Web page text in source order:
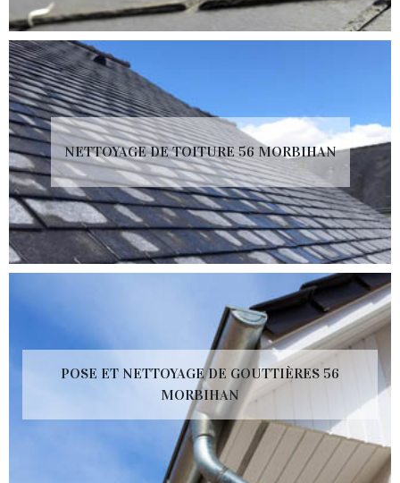
NETTOYAGE DE TOITURE 56 MORBIHAN
POSE ET NETTOYAGE DE GOUTTIÈRES 56
MORBIHAN